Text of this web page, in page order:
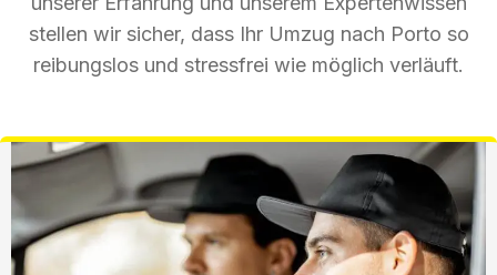
stellen wir sicher, dass Ihr Umzug nach Porto so
reibungslos und stressfrei wie möglich verläuft.